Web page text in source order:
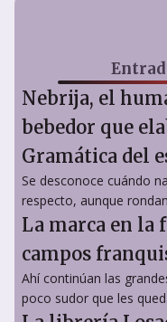
Nebrija, el
bebedor que
Gramática del
Se desconoce cuándo
respecto, aunque
La marca en la
campos
Ahí continúan las
poco sudor que les